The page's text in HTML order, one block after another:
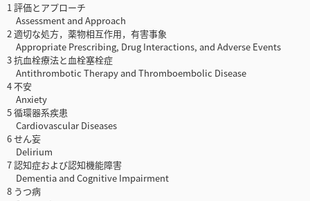
1 評価とアプローチ
Assessment and Approach
2 適切な処方，薬物相互作用，有害事象
Appropriate Prescribing, Drug Interactions, and Adverse Events
3 抗血栓療法と血栓塞栓症
Antithrombotic Therapy and Thromboembolic Disease
4 不安
Anxiety
5 循環器系疾患
Cardiovascular Diseases
6 せん妄
Delirium
7 認知症および認知機能障害
Dementia and Cognitive Impairment
8 うつ病